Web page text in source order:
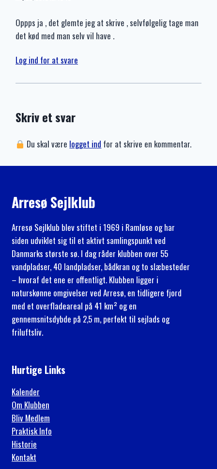
Oppps ja , det glemte jeg at skrive , selvfølgelig tage man
det kød med man selv vil have .
Log ind for at svare
Skriv et svar
Du skal være logget ind for at skrive en kommentar.
Arresø Sejlklub
Arresø Sejlklub blev stiftet i 1969 i Ramløse og har
siden udviklet sig til et aktivt samlingspunkt ved
Danmarks største sø. I dag råder klubben over 55
vandpladser, 40 landpladser, bådkran og to slæbesteder
– hvoraf det ene er offentligt. Klubben ligger i
naturskønne omgivelser ved Arresø, en tidligere fjord
med et overfladeareal på 41 km² og en
gennemsnitsdybde på 2,5 m, perfekt til sejlads og
friluftsliv.
Hurtige Links
Kalender
Om Klubben
Bliv Medlem
Praktisk Info
Historie
Kontakt